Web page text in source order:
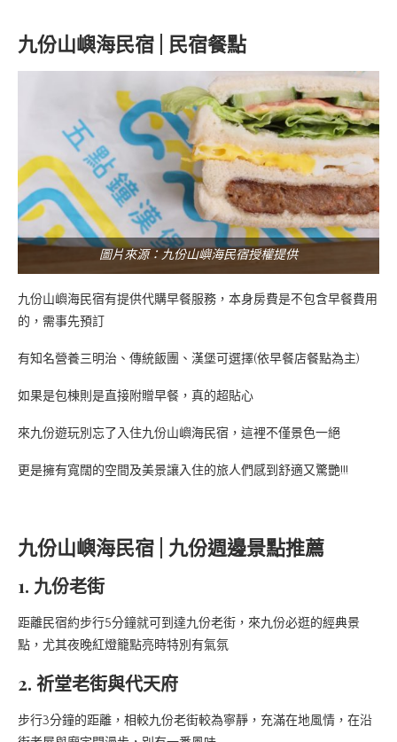
九份山嶼海民宿 | 民宿餐點
圖片來源：九份山嶼海民宿授權提供
九份山嶼海民宿有提供代購早餐服務，本身房費是不包含早餐費用
的，需事先預訂
有知名營養三明治、傳統飯團、漢堡可選擇(依早餐店餐點為主)
如果是包棟則是直接附贈早餐，真的超貼心
來九份遊玩別忘了入住九份山嶼海民宿，這裡不僅景色一絕
更是擁有寬闊的空間及美景讓入住的旅人們感到舒適又驚艷!!!
九份山嶼海民宿 | 九份週邊景點推薦
1. 九份老街
距離民宿約步行5分鐘就可到達九份老街，來九份必逛的經典景
點，尤其夜晚紅燈籠點亮時特別有氣氛
2. 祈堂老街與代天府
步行3分鐘的距離，相較九份老街較為寧靜，充滿在地風情，在沿